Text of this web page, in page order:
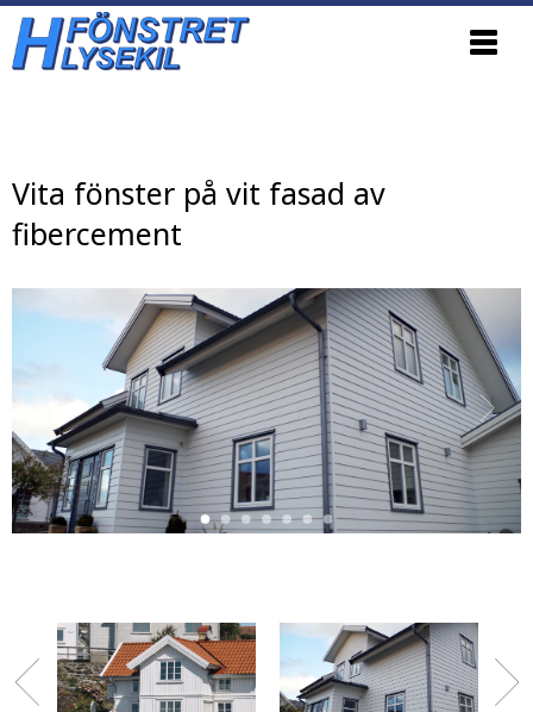
Update cookies preferences
Vita fönster på vit fasad av
fibercement